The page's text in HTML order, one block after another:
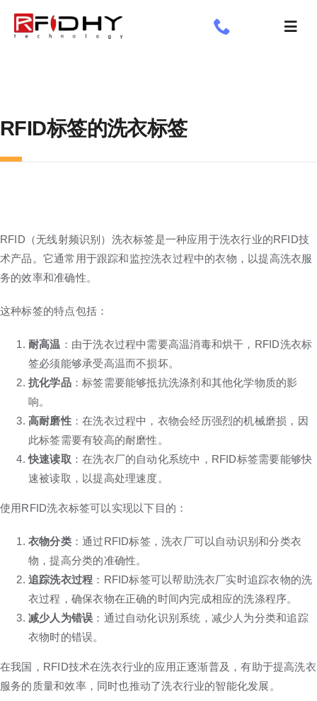
切
新闻专栏
RFID标签的洗衣标签
RFID（无线射频识别）洗衣标签是一种应用于洗衣行业的RFID技
术产品。它通常用于跟踪和监控洗衣过程中的衣物，以提高洗衣服
务的效率和准确性。
这种标签的特点包括：
耐高温 ：由于洗衣过程中需要高温消毒和烘干，RFID洗衣标
签必须能够承受高温而不损坏。
抗化学品：标签需要能够抵抗洗涤剂和其他化学物质的影
响。
高耐磨性：在洗衣过程中，衣物会经历强烈的机械磨损，因
此标签需要有较高的耐磨性。
快速读取 ：在洗衣厂的自动化系统中，RFID标签需要能够快
速被读取，以提高处理速度。
使用RFID洗衣标签可以实现以下目的：
衣物分类：通过RFID标签，洗衣厂可以自动识别和分类衣
物，提高分类的准确性。
追踪洗衣过程 ：RFID标签可以帮助洗衣厂实时追踪衣物的洗
衣过程，确保衣物在正确的时间内完成相应的洗涤程序。
减少人为错误 ：通过自动化识别系统，减少人为分类和追踪
衣物时的错误。
在我国，RFID技术在洗衣行业的应用正逐渐普及，有助于提高洗衣
服务的质量和效率，同时也推动了洗衣行业的智能化发展。